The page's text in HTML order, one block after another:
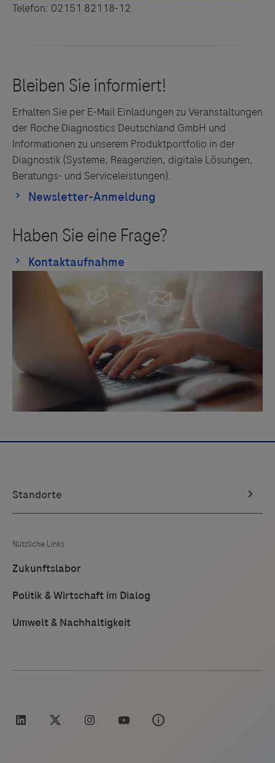
Telefon: 02151 82118-12.
Erhalten Sie per E-Mail Einladungen zu Veranstaltungen
der Roche Diagnostics Deutschland GmbH und
Informationen zu unserem Produktportfolio in der
Diagnostik (Systeme, Reagenzien, digitale Lösungen,
Beratungs- und Serviceleistungen).